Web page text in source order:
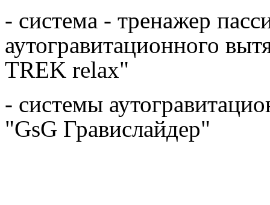
- система - тренажер
аутогравитационного
TREK relax"
- системы
"GsG Гравислайдер"